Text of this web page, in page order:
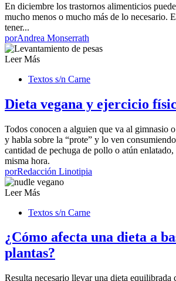
En diciembre los trastornos alimenticios
mucho menos o mucho más de lo necesario.
tener...
porAndrea Monserrath
Leer Más
Textos s/n Carne
Dieta vegana y ejercicio
Todos conocen a alguien que va al gimnasio
y habla sobre la “prote” y lo ven
cantidad de pechuga de pollo o atún
misma hora.
porRedacción Linotipia
Leer Más
Textos s/n Carne
¿Cómo afecta una dieta a
plantas?
Resulta necesario llevar una dieta equilibrada